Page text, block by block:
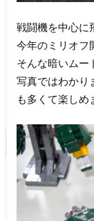
戦闘機を中心に
今年のミリオフ
そんな暗いムー
写真ではわかり
も多くて楽しめ